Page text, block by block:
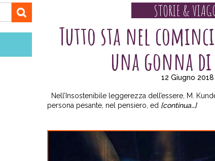
STORIE &
Tutto sta nel
una gonna
12 Giugno 2018
Nell’Insostenibile leggerezza dell’essere, M.
persona pesante, nel pensiero, ed [continua…]